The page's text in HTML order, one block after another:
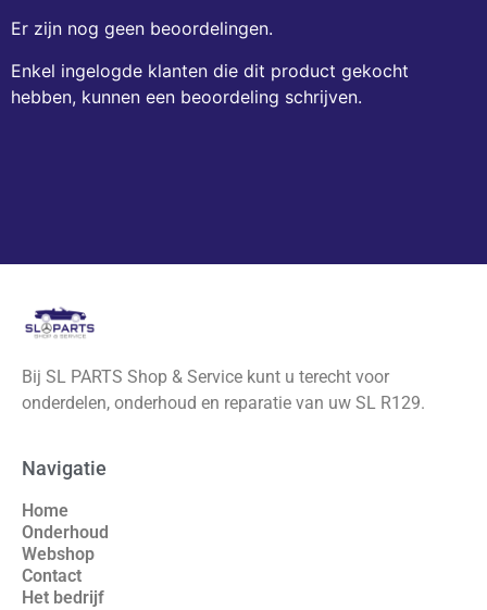
Er zijn nog geen beoordelingen.
Enkel ingelogde klanten die dit product gekocht
hebben, kunnen een beoordeling schrijven.
Bij SL PARTS Shop & Service kunt u terecht voor
onderdelen, onderhoud en reparatie van uw SL R129.
Navigatie
Home
Onderhoud
Webshop
Contact
Het bedrijf